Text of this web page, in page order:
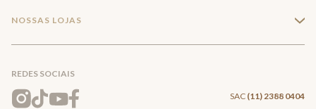
Mapa do Site
Meus pedidos
Wishlist
Entrega e Frete
NOSSAS LOJAS +
REDES SOCIAIS
SAC (11) 2388 0404